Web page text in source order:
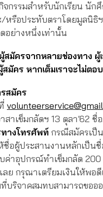
จกรรมสำหรับนักเรียน นั
/หรือประทับตราโดยมูลนิธิ
อย่างหนึ่งเท่านั้น
สมัครจากหลายช่องทาง
มัคร หากเต็มเราจะไม่ตอ
สมัคร
าสาเข็มกลัดฯ 13 ตุลา
างโทรศัพท์ กรณีสมัครเป็
ชื่อผู้ประสานงานหลักเป็น
ค่าอุปกรณ์ทำเข็มกลัด
ลย กรุณาเตรียมเงินให้พอ
ที่บริจาคสมทบสามารถขออ